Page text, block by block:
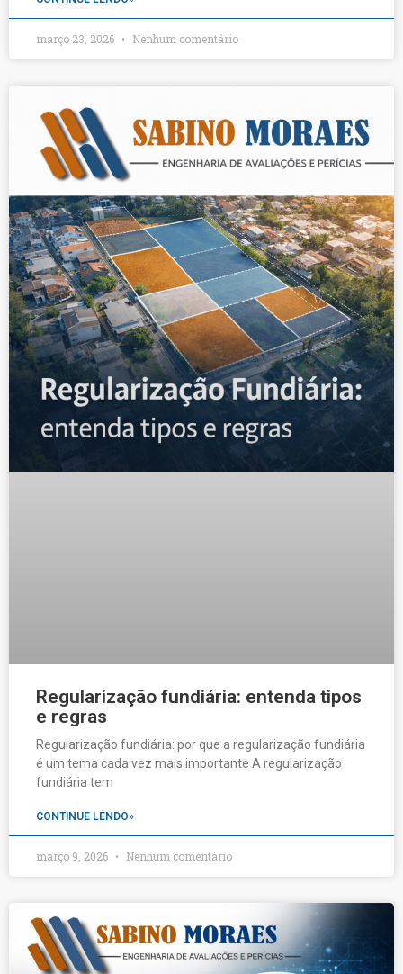
março 23, 2026 Nenhum comentário
Regularização fundiária: entenda tipos
e regras
Regularização fundiária: por que a regularização fundiária
é um tema cada vez mais importante A regularização
fundiária tem
CONTINUE LENDO»
março 9, 2026 Nenhum comentário